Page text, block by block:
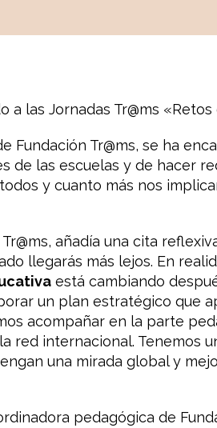
a las Jornadas Tr@ms
Fundación Tr@ms, se ha
de las escuelas y de hacer
y cuanto más nos
añadía una cita
llegarás más lejos. En
está cambiando
un plan estratégico que
acompañar en la parte
red internacional. Tenemos
una mirada global y
pedagógica de